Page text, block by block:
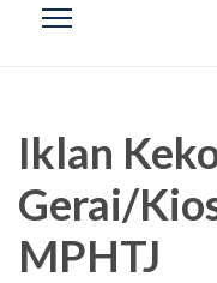
Iklan
Gerai/
MPHTJ